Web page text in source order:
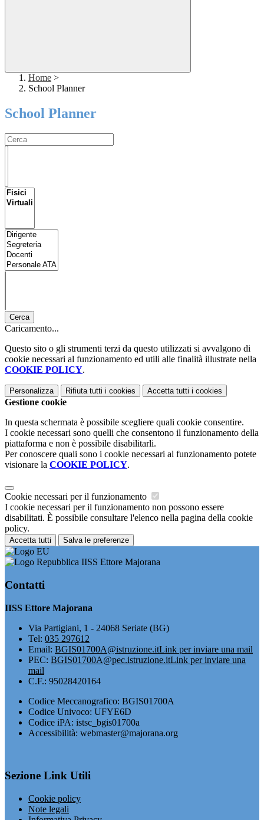
Home >
School Planner
School Planner
Cerca
Caricamento...
Questo sito o gli strumenti terzi da questo utilizzati si avvalgono di
cookie necessari al funzionamento ed utili alle finalità illustrate nella
COOKIE POLICY.
Personalizza Rifiuta tutti i cookies Accetta tutti i cookies
Gestione cookie
In questa schermata è possibile scegliere quali cookie consentire.
I cookie necessari sono quelli che consentono il funzionamento della
piattaforma e non è possibile disabilitarli.
Per conoscere quali sono i cookie necessari al funzionamento potete
visionare la COOKIE POLICY.
Cookie necessari per il funzionamento
I cookie necessari per il funzionamento non possono essere
disabilitati. È possibile consultare l'elenco nella pagina della cookie
policy.
Accetta tutti Salva le preferenze
IISS Ettore Majorana
Contatti
IISS Ettore Majorana
Via Partigiani, 1 - 24068 Seriate (BG)
Tel: 035 297612
Email: BGIS01700A@istruzione.itLink per inviare una mail
PEC: BGIS01700A@pec.istruzione.itLink per inviare una
mail
C.F.: 95028420164
Codice Meccanografico: BGIS01700A
Codice Univoco: UFYE6D
Codice iPA: istsc_bgis01700a
Accessibilità: webmaster@majorana.org
Sezione Link Utili
Cookie policy
Note legali